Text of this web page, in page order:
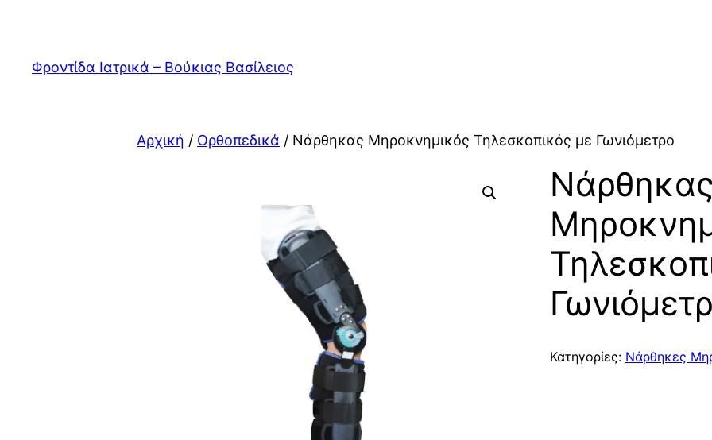
περιεχόμενο
Φροντίδα Ιατρικά – Βούκιας Βασίλειος
Αρχική / Ορθοπεδικά / Νάρθηκας Μηροκνημικός Τηλεσκοπικός με Γωνιόμετρο
Κατηγορίες: Νάρθηκες